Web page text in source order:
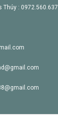
Thúy : 0972.560.637